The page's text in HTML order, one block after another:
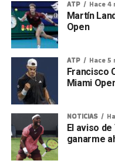
ATP Hace 4
Martín
Open
ATP Hace 5
Francisco
Miami
NOTICIAS
El aviso
ganarme